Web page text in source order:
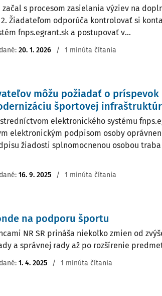
s procesom zasielania výziev na
2. Žiadateľom odporúča kontrolovať si
fnps.egrant.sk a postupovať v...
20. 1. 2026 / 1 minúta čítania
môžu požiadať o príspevok
športovej
elektronického systému
elektronickým podpisom osoby
žiadosti splnomocnenou osobou
16. 9. 2025 / 1 minúta čítania
na podporu športu
NR SR prináša niekoľko zmien od
a správnej rady až po rozšírenie
1. 4. 2025 / 1 minúta čítania